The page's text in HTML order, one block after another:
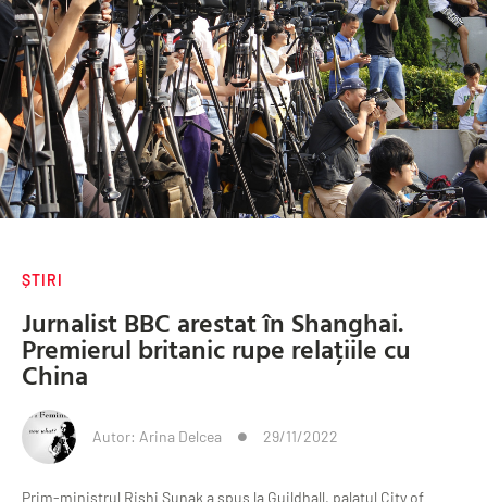
ȘTIRI
Jurnalist BBC arestat în Shanghai.
Premierul britanic rupe relațiile cu
China
Autor: Arina Delcea 29/11/2022
Prim-ministrul Rishi Sunak a spus la Guildhall, palatul City of